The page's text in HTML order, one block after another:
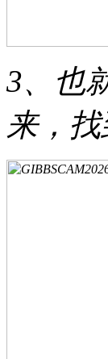
3、也
来，